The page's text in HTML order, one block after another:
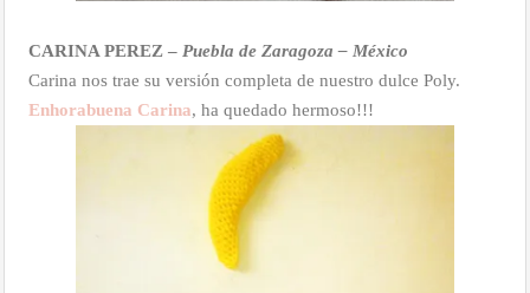
CARINA PEREZ – Puebla de Zaragoza – México
Carina nos trae su versión completa de nuestro dulce Poly.
Enhorabuena Carina, ha quedado hermoso!!!